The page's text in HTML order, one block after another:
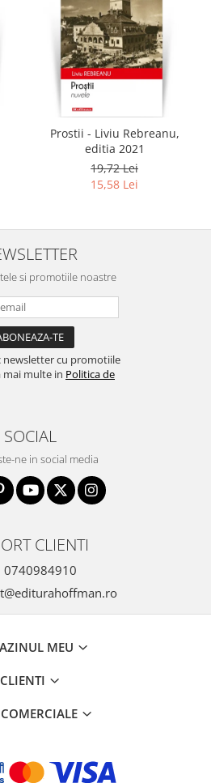
Prostii - Liviu Rebreanu,
editia 2021
19,72 Lei
15,58 Lei
si promotiile noastre
newsletter cu promotiile
mai multe in Politica de
SOCIAL
ne in social media
CLIENTI
0740984910
MEU
CLIENTI